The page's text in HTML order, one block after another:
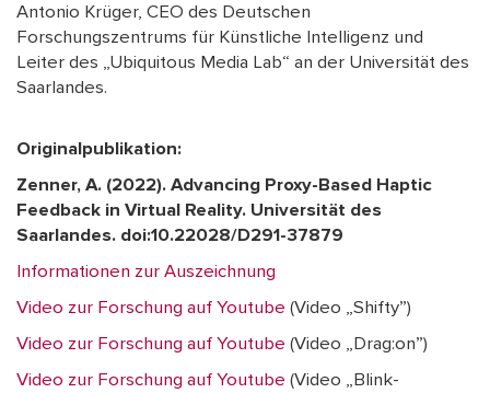
Antonio Krüger, CEO des Deutschen
Forschungszentrums für Künstliche Intelligenz und
Leiter des „Ubiquitous Media Lab“ an der Universität des
Saarlandes.
Originalpublikation:
Zenner, A. (2022). Advancing Proxy-Based Haptic
Feedback in Virtual Reality. Universität des
Saarlandes. doi:10.22028/D291-37879
Informationen zur Auszeichnung
Video zur Forschung auf Youtube (Video „Shifty”)
Video zur Forschung auf Youtube (Video „Drag:on”)
Video zur Forschung auf Youtube (Video „Blink-